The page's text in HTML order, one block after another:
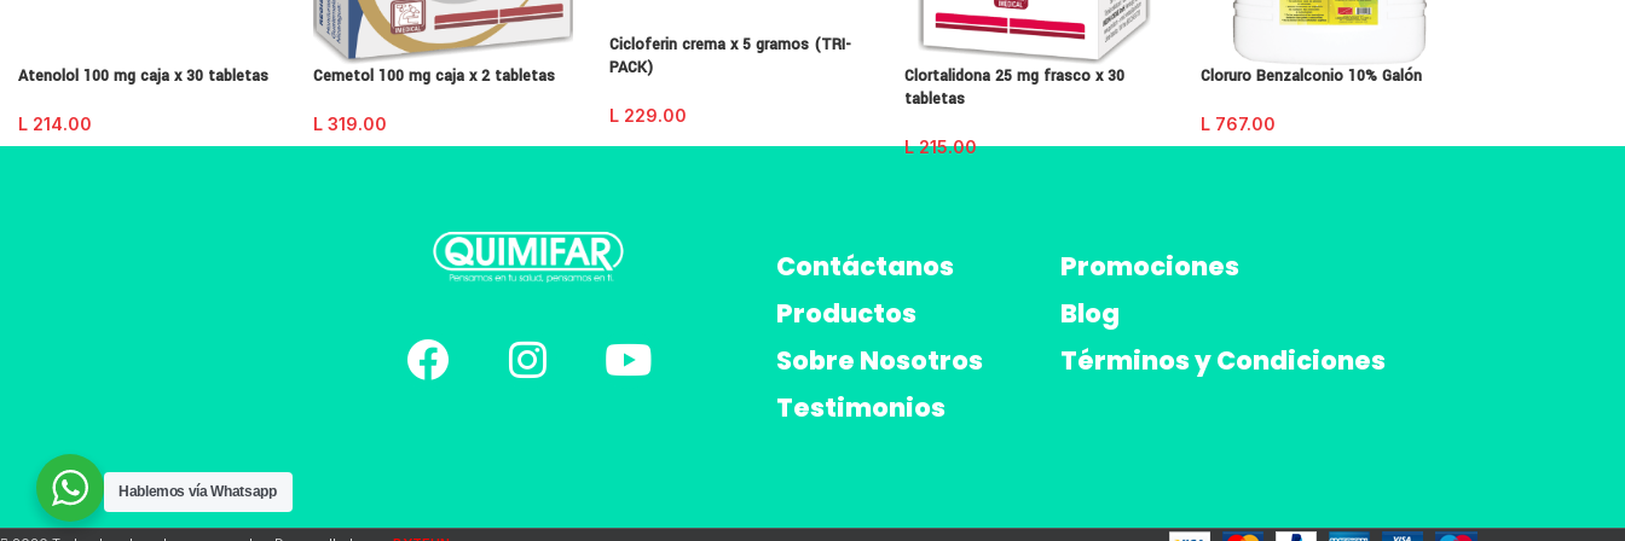
Atenolol 100 mg caja x 30 tabletas
L 214.00
Cemetol 100 mg caja x 2 tabletas
L 319.00
Cicloferin crema x 5 gramos (TRI-
PACK)
L229.00
Clortalidona 25 mg frasco x 30
tabletas
L215.00
Cloruro Benzalconio 10% Galón
L767.00
Contáctanos
Productos
Sobre Nosotros
Testimonios
Promociones
Blog
Términos y Condiciones
Hablemos vía Whatsapp